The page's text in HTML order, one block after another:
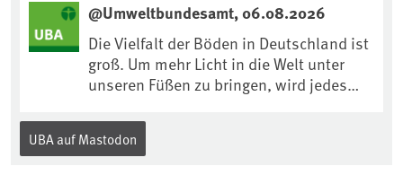
anpassen?🤔Antworten auf diese und
weitere Fragen auf unserer Webseite:
www.uba.de/trockenheit #Trockenheit
#Klimawandel
@Umweltbundesamt, 06.08.2026
Die Vielfalt der Böden in Deutschland ist
groß. Um mehr Licht in die Welt unter
unseren Füßen zu bringen, wird jedes
Internationalen Tag des Bodens, der
„Boden des Jahres“ vorgestellt. Das UBA
UBA auf Mastodon